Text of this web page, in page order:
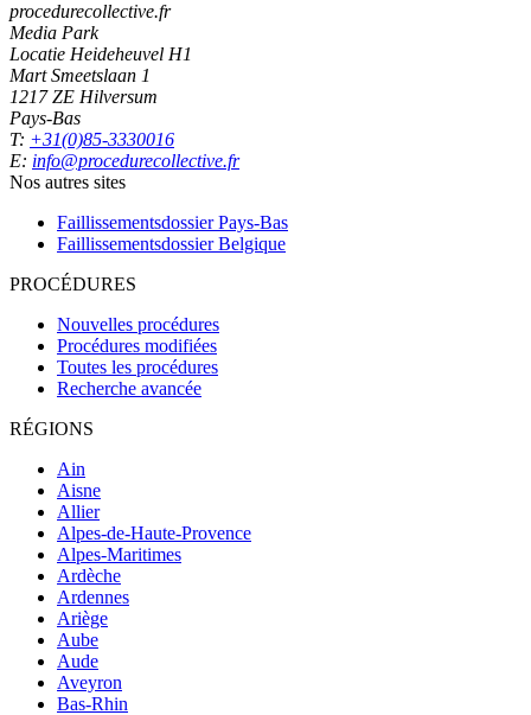
procedurecollective.fr
Media Park
Locatie Heideheuvel H1
Mart Smeetslaan 1
1217 ZE Hilversum
Pays-Bas
T: +31(0)85-3330016
E: info@procedurecollective.fr
Nos autres sites
Faillissementsdossier Pays-Bas
Faillissementsdossier Belgique
PROCÉDURES
Nouvelles procédures
Procédures modifiées
Toutes les procédures
Recherche avancée
RÉGIONS
Ain
Aisne
Allier
Alpes-de-Haute-Provence
Alpes-Maritimes
Ardèche
Ardennes
Ariège
Aube
Aude
Aveyron
Bas-Rhin